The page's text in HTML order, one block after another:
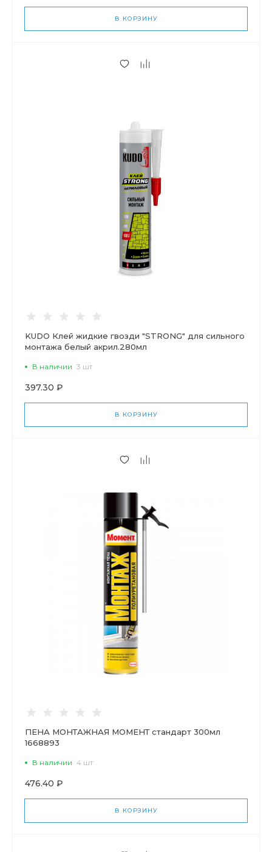
В КОРЗИНУ
KUDO Клей жидкие гвозди "STRONG" для сильного
монтажа белый акрил.280мл
В наличии 3 шт
397.30 ₽
В КОРЗИНУ
ПЕНА МОНТАЖНАЯ МОМЕНТ стандарт 300мл
1668893
В наличии 4 шт
476.40 ₽
В КОРЗИНУ